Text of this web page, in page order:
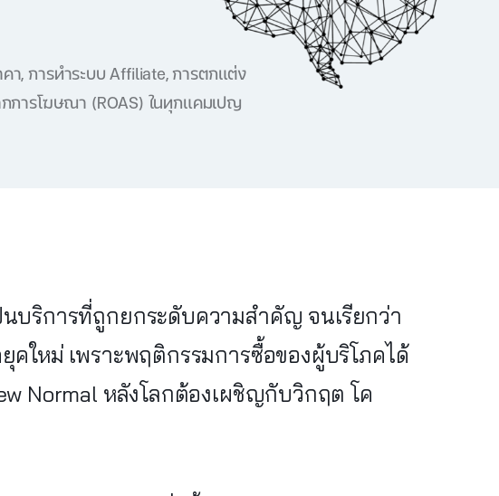
า, การทำระบบ Affiliate, การตกแต่ง
การโฆษณา (ROAS) ในทุกแคมเปญ
นบริการที่ถูกยกระดับความสำคัญ จนเรียกว่า
คใหม่ เพราะพฤติกรรมการซื้อของผู้บริโภคได้
Normal หลังโลกต้องเผชิญกับวิกฤต โค